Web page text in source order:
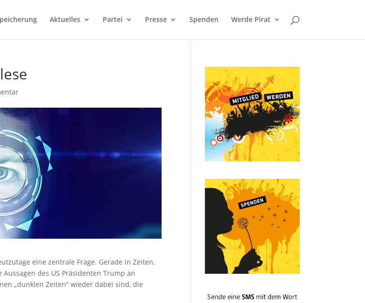
Aktuelles Partei Presse Spenden Werde Pirat
eine zentrale Frage. Gerade in Zeiten,
des US Präsidenten Trump an
„dunklen Zeiten“ wieder dabei sind, die